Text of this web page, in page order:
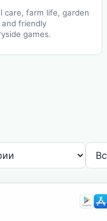
care, farm life, garden
friendly
games.